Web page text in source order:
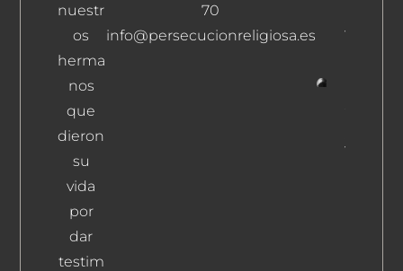
nuestr
os
herma
nos
que
dieron
su
vida
por
dar
testim
70
info@persecucionreligiosa.es
Jesús
José